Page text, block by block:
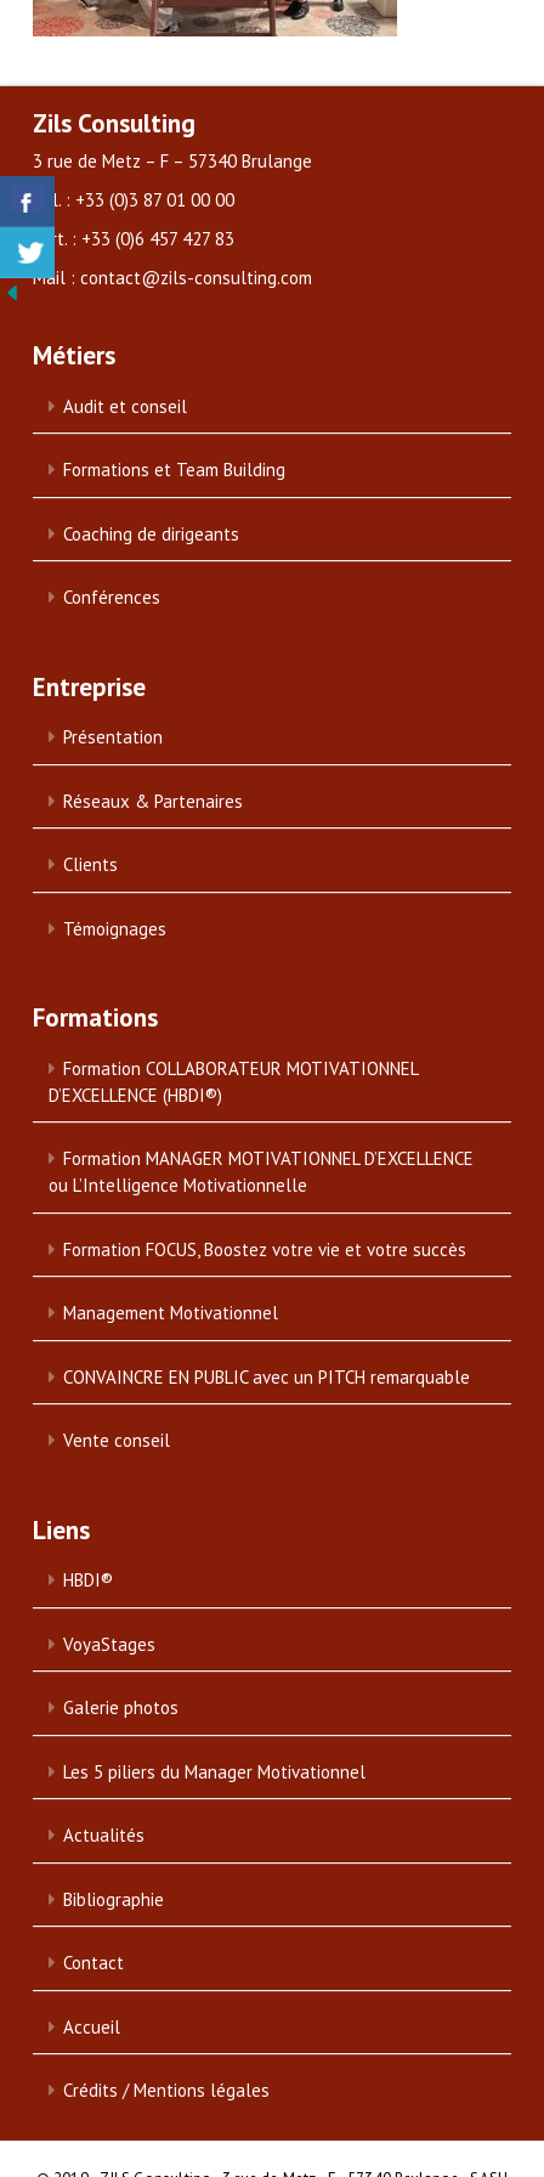
Zils Consulting
3 rue de Metz – F – 57340 Brulange
Tél. : +33 (0)3 87 01 00 00
Port. : +33 (0)6 457 427 83
Mail : contact@zils-consulting.com
Métiers
Audit et conseil
Formations et Team Building
Coaching de dirigeants
Conférences
Entreprise
Présentation
Réseaux & Partenaires
Clients
Témoignages
Formations
Formation COLLABORATEUR MOTIVATIONNEL
D’EXCELLENCE (HBDI®)
Formation MANAGER MOTIVATIONNEL D’EXCELLENCE
ou L’Intelligence Motivationnelle
Formation FOCUS, Boostez votre vie et votre succès
Management Motivationnel
CONVAINCRE EN PUBLIC avec un PITCH remarquable
Vente conseil
Liens
HBDI®
VoyaStages
Galerie photos
Les 5 piliers du Manager Motivationnel
Actualités
Bibliographie
Contact
Accueil
Crédits / Mentions légales